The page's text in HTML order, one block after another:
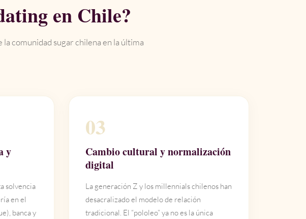
en Chile?
comunidad sugar chilena en la última
y
solvencia
en el
banca y
03
Cambio cultural y normalización
digital
La generación Z y los millennials chilenos han
desacralizado el modelo de relación
tradicional. El “pololeo” ya no es la única